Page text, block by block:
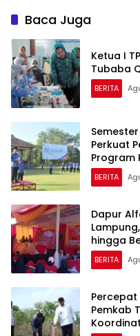
Baca Juga
Ketua I
Tubaba
BERITA
Perkuat
Program
BERITA
Dapur
hingga
BERITA
Percepat
Pemkab